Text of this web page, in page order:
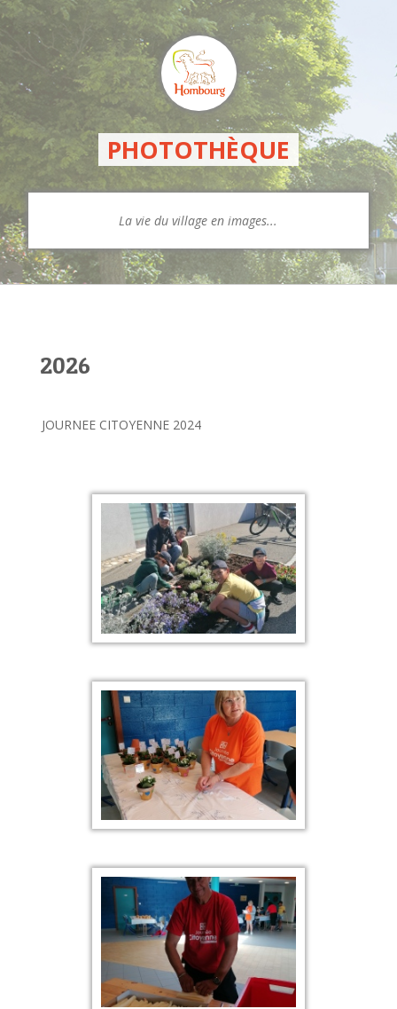
PHOTOTHÈQUE
La vie du village en images...
2026
JOURNEE CITOYENNE 2024